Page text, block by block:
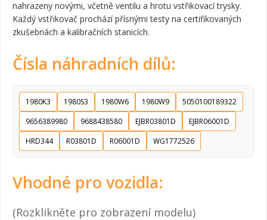
nahrazeny novými, včetně ventilu a hrotu vstřikovací trysky.
Každý vstřikovač prochází přísnými testy na certifikovaných
zkušebnách a kalibračních stanicích.
Čísla náhradních dílů:
1980K3 1980S3 1980W6 1980W9
5050100189322
9656389980
9688438580 EJBR03801D
EJBR06001D
HRD344
R03801D R06001D WG1772526
Vhodné pro vozidla:
(Rozklikněte pro zobrazení modelu)